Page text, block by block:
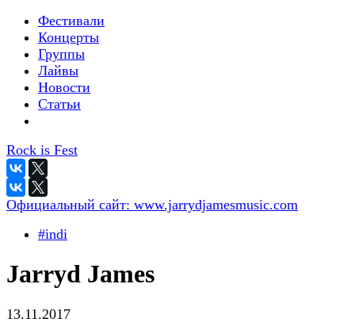
Фестивали
Концерты
Группы
Лайвы
Новости
Статьи
Rock is Fest
Официальный сайт: www.jarrydjamesmusic.com
#indi
Jarryd James
13.11.2017